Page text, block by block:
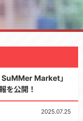
Market」
を公開！
2025.07.25